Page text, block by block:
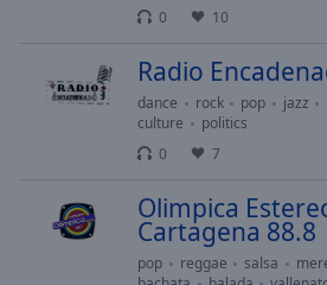
0
10
Radio
dance rock pop jazz
culture
politics
0
7
Olimpica
Cartagena 88.8
pop reggae salsa